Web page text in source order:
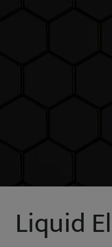
Liquid